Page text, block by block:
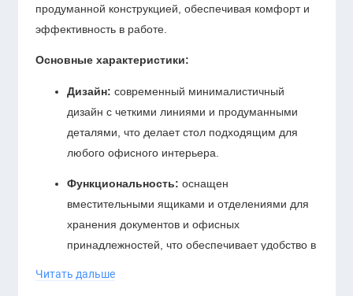
продуманной конструкцией, обеспечивая комфорт и
эффективность в работе.
Основные характеристики:
Дизайн: современный минималистичный
дизайн с четкими линиями и продуманными
деталями, что делает стол подходящим для
любого офисного интерьера.
Функциональность: оснащен
вместительными ящиками и отделениями для
хранения документов и офисных
принадлежностей, что обеспечивает удобство в
Читать дальше